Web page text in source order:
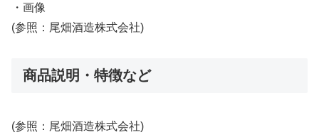
・画像
(参照：尾畑酒造株式会社)
商品説明・特徴など
(参照：尾畑酒造株式会社)